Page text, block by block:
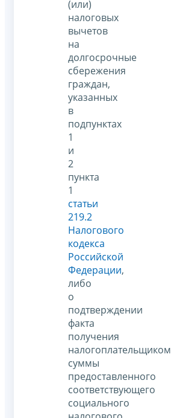
(или)
налоговых
вычетов
на
долгосрочные
сбережения
граждан,
указанных
в
подпунктах
1
и
2
пункта
1
статьи
219.2
Налогового
кодекса
Российской
Федерации,
либо
о
подтверждении
факта
получения
налогоплательщиком
суммы
предоставленного
соответствующего
социального